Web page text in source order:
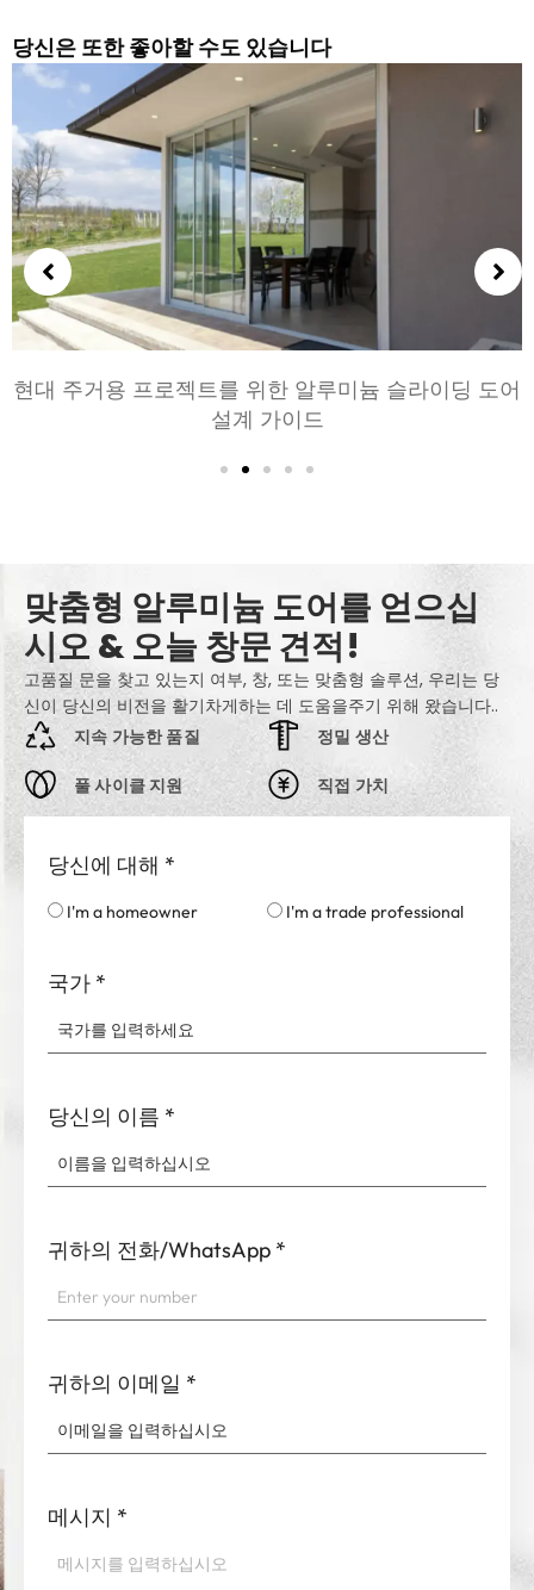
당신은 또한 좋아할 수도 있습니다
침실과 거실을 위한 알루미늄 문 선택하기: 편안, 스타
일, 및 개인 정보 보호
맞춤형 알루미늄 도어를 얻으십
시오 & 오늘 창문 견적!
고품질 문을 찾고 있는지 여부, 창, 또는 맞춤형 솔루션, 우리는 당
신이 당신의 비전을 활기차게하는 데 도움을주기 위해 왔습니다..
지속 가능한 품질
풀 사이클 지원
정밀 생산
직접 가치
당신에 대해 *
I'm a homeowner I'm a trade professional
국가 *
당신의 이름 *
귀하의 전화/WhatsApp *
귀하의 이메일 *
메시지 *